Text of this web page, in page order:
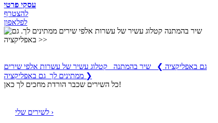
עסקי פרטי
להצטרף
לפלאפון
גם באפליקציה ❯
שיר בהמתנה קטלוג עשיר של עשרות אלפי שירים
ממתינים לך גם באפליקציה ❯
כל השירים שכבר הורדת מחכים לך כאן!
לשירים שלי ›